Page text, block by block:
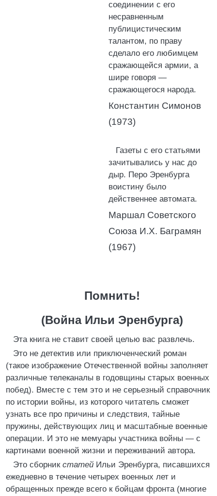
соединении с его
несравненным
публицистическим
талантом, по праву
сделало его любимцем
сражающейся армии, а
шире говоря —
сражающегося народа.
Константин Симонов
(1973)
Газеты с его статьями
зачитывались у нас до
дыр. Перо Эренбурга
воистину было
действеннее автомата.
Маршал Советского
Союза И.Х. Баграмян
(1967)
Помнить!
(Война Ильи Эренбурга)
Эта книга не ставит своей целью вас развлечь.
Это не детектив или приключенческий роман
(такое изображение Отечественной войны заполняет
различные телеканалы в годовщины старых военных
побед). Вместе с тем это и не серьезный справочник
по истории войны, из которого читатель сможет
узнать все про причины и следствия, тайные
пружины, действующих лиц и масштабные военные
операции. И это не мемуары участника войны — с
картинами военной жизни и переживаний автора.
Это сборник статей Ильи Эренбурга, писавшихся
ежедневно в течение четырех военных лет и
обращенных прежде всего к бойцам фронта (многие